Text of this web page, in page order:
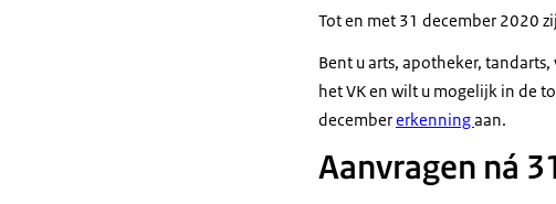
Tot en met 31 december 2020
Bent u arts, apotheker,
het VK en wilt u mogelijk in de
decembererkenningaan.
Aanvragen ná